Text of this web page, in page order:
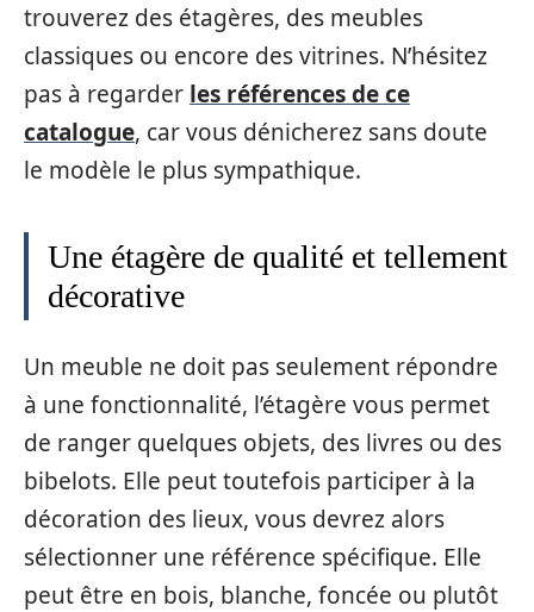
trouverez des étagères, des meubles
classiques ou encore des vitrines. N’hésitez
pas à regarder les références de ce
catalogue, car vous dénicherez sans doute
le modèle le plus sympathique.
Une étagère de qualité et tellement
décorative
Un meuble ne doit pas seulement répondre
à une fonctionnalité, l’étagère vous permet
de ranger quelques objets, des livres ou des
bibelots. Elle peut toutefois participer à la
décoration des lieux, vous devrez alors
sélectionner une référence spécifique. Elle
peut être en bois, blanche, foncée ou plutôt